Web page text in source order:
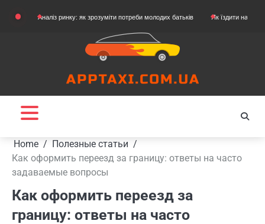
Аналіз ринку: як зрозуміти потреби молодих батьків Як їздити на картингу
Home
Полезные статьи
Как оформить переезд за границу: ответы на часто
задаваемые вопросы
Как оформить переезд за
границу: ответы на часто